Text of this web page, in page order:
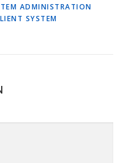
ADMINISTRATION
SYSTEM